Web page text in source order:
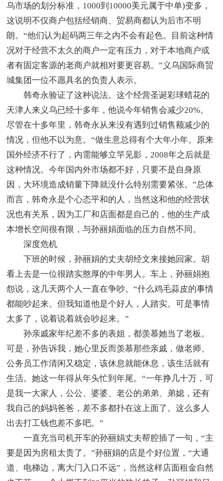
乌市场的划分标准，1000到10000美元属于中单)变多，
这说明不仅商户包括经销商、贸易商都认为后市不明
朗。“他们认为起码两三年之内不会有起色。目前这种情
况对于经营不太久的商户一定有压力，对于本地商户或
者有固定客源的老商户就相对要更容易。”义乌国际商贸
城集团一位不愿具名的负责人表示。
韩奇永验证了这种说法。这个经营圣诞彩球蜡花的
天津人来义乌已经十多年，他说今年销售会减少20%。
尽管在十多年里，韩奇永从来没有遇到过销售额减少的
情况，但他不以为意。“做生意总得有个大年小年。原来
国外经济不行了，内需能够立竿见影，2008年之后就是
这种情况。今年国内外市场都不好，只要不是自身原
因，大环境造成销量下降就没什么特别需要紧张。”总体
而言，韩奇永是个心态平和的人，当然这和他的经营状
况也有关系，因为工厂和店面都是自己的，他的生产成
本增长空间很有限，与孙丽娟面临的压力自然不同。
深度危机
下班的时候，孙丽娟的丈夫胡经文来接她回家。胡
看上去是一位很踏实憨厚的中年男人。车上，孙丽娟抱
怨说，这几天两个人一直在争吵。“什么鸡毛蒜皮的事情
都能吵起来。但我知道他是个好人，人踏实。可是事情
太多了，说着说着就会吵起来。”
孙亲戚家年纪差不多的表姐，都羡慕她当了老板。
可是，孙告诉我，她心里反而羡慕那些亲戚，做老师、
公务员工作清闲又稳定，该休息就能休息，该生活就有
生活。她这一年得从年头忙到年尾。“一年挣几十万，可
是我一大家人，公公、婆婆、老公的弟弟、弟媳，还有
我自己的妈妈爸爸，差不多都扑在这上面了。这么多人
出去打工钱也差不多吧。”
一直充当司机开车的孙丽娟丈夫帮腔插了一句，“主
要是因为房租太贵了。”孙丽娟的店是个好位置，“大通
道、电梯边，离大门入口不远”，当然这样店面租金自然